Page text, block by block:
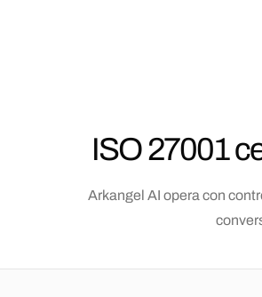
ISO 27001
Arkangel AI opera con